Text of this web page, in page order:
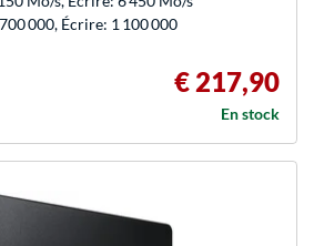
000, Écrire: 1 100 000
€ 217,90
En stock